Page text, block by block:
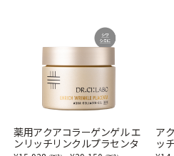
薬用アクアコラーゲンゲル エ
ンリッチリンクルプラセンタ
ア
ッ